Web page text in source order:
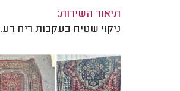
תיאור השירות:
ניקוי שטיח בעקבות ריח רע.